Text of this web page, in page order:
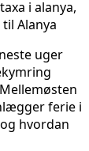
uger
ferie i
hvordan